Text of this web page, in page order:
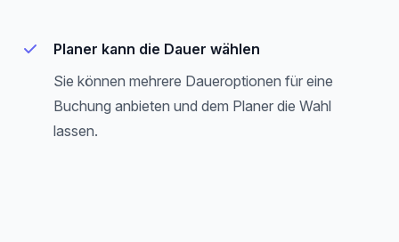
Planer kann die Dauer wählen
Sie können mehrere Daueroptionen für eine
Buchung anbieten und dem Planer die Wahl
lassen.